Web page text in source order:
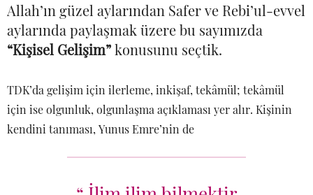
Allah’ın güzel aylarından Safer ve Rebi’ul-evvel
aylarında paylaşmak üzere bu sayımızda
“Kişisel Gelişim”konusunu seçtik.
TDK’da gelişim için ilerleme, inkişaf, tekâmül; tekâmül
için ise olgunluk, olgunlaşma açıklaması yer alır. Kişinin
kendini tanıması, Yunus Emre’nin de